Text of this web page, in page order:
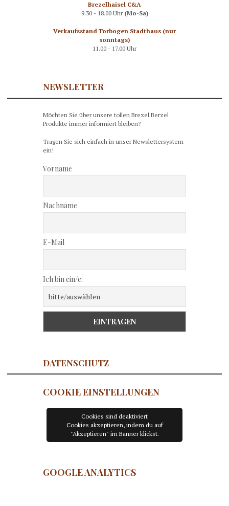
Brezelhaisel C&A
9.30 - 18.00 Uhr (Mo-Sa)
Verkaufsstand Torbogen Stadthaus (nur
sonntags)
11.00 - 17.00 Uhr
NEWSLETTER
Möchten Sie über unsere tollen Brezel Berzel
Produkte immer informiert bleiben?
Tragen Sie sich einfach in unser Newslettersystem
ein!
Vorname
Nachname
E-Mail
Ich bin ein/e:
DATENSCHUTZ
COOKIE EINSTELLUNGEN
Cookies sind deaktiviert
Cookies akzeptieren, indem du auf
"Akzeptieren" im Banner klickst.
GOOGLE ANALYTICS